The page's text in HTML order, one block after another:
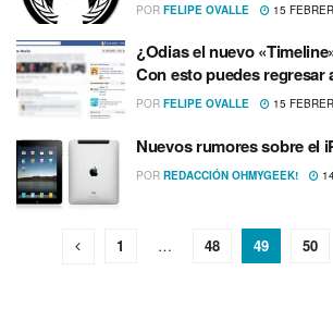
POR FELIPE OVALLE 15
¿Odias el nuevo
Con esto puedes
POR FELIPE OVALLE 15
Nuevos rumores sobre el
POR REDACCIÓN OHMYGEEK!
1 … 48 49 50